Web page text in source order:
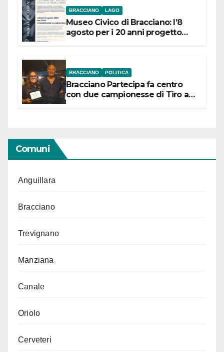
BRACCIANO LAGO
Museo Civico di Bracciano: l’8
agosto per i 20 anni progetto
BRACCIANO POLITICA
Bracciano Partecipa fa centro
con due campionesse di Tiro a
Comuni
Anguillara
Bracciano
Trevignano
Manziana
Canale
Oriolo
Cerveteri